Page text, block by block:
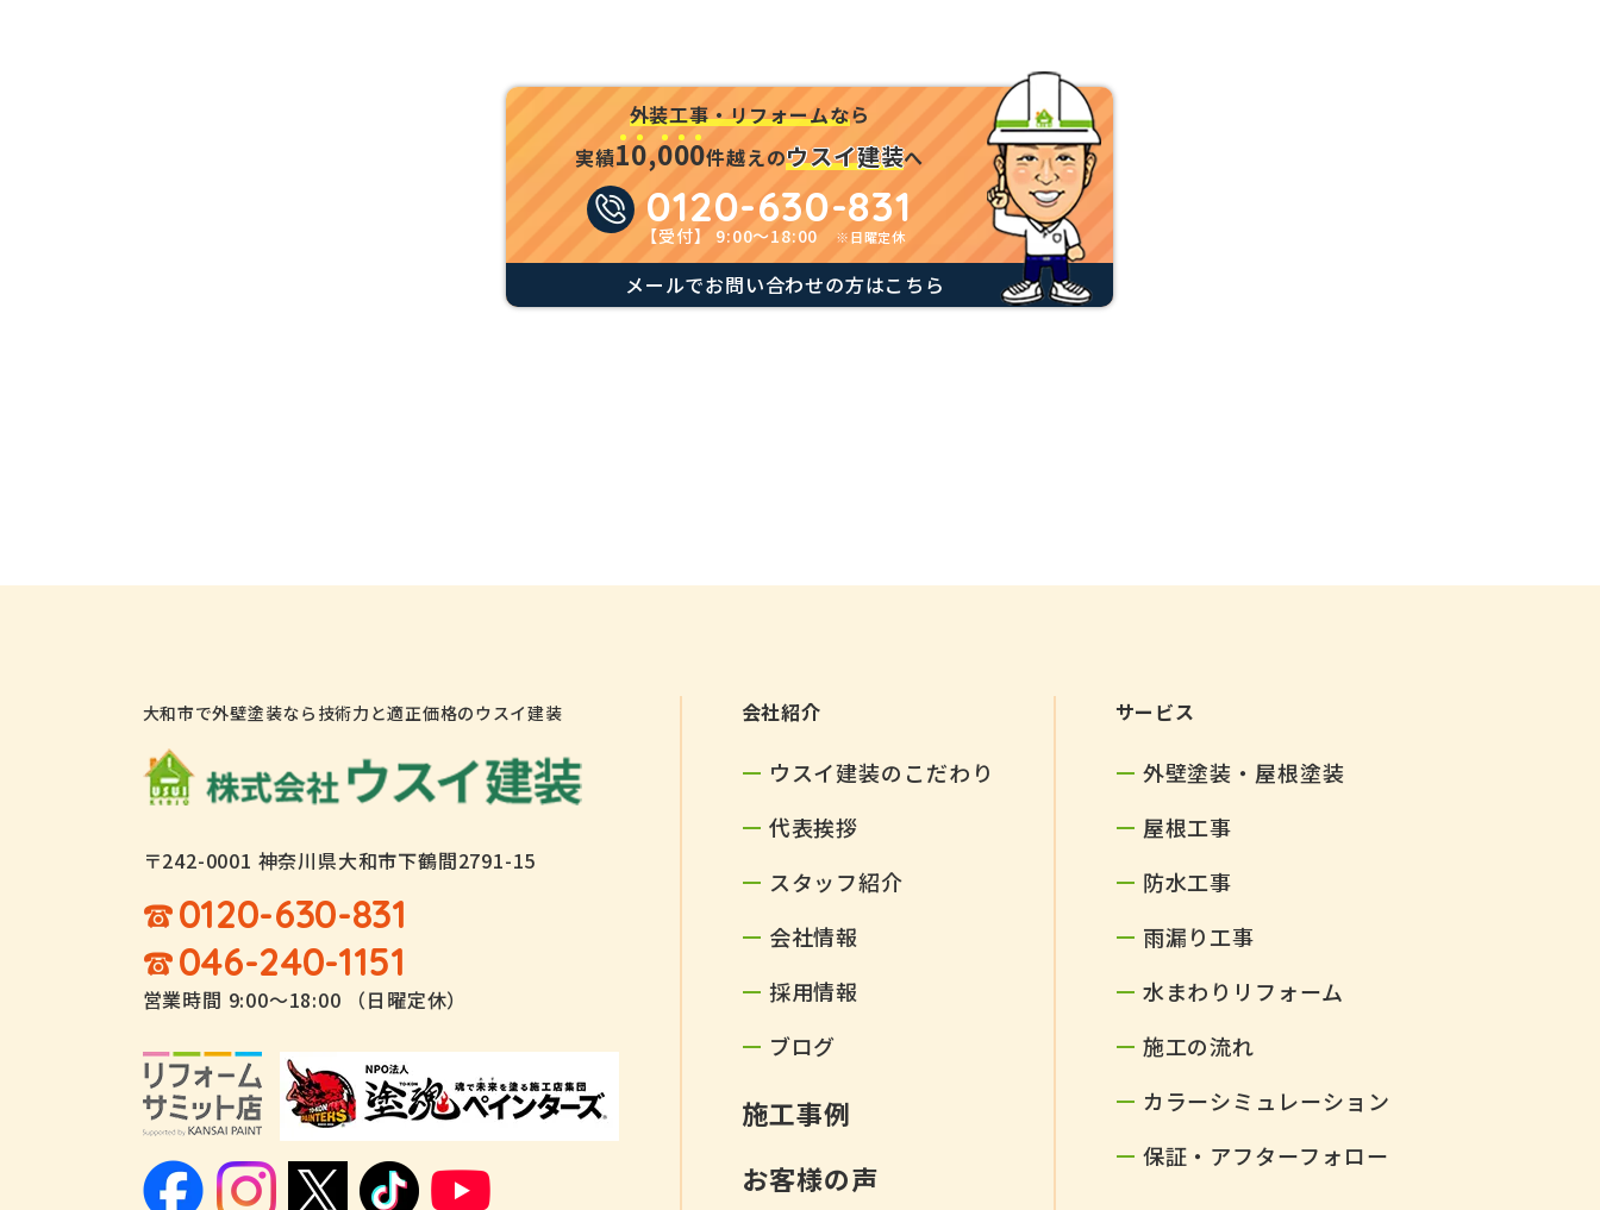
外装工事・リフォームなら
実績10,000件越えのウスイ建装へ
0120-630-831
【受付】 9:00～18:00 ※日曜定休
メールでお問い合わせの方はこちら
大和市で外壁塗装なら技術力と適正価格のウスイ建装
〒242-0001 神奈川県大和市下鶴間2791-15
0120-630-831
046-240-1151
営業時間 9:00～18:00 （日曜定休）
会社紹介
ウスイ建装のこだわり
代表挨拶
スタッフ紹介
会社情報
採用情報
ブログ
施工事例
お客様の声
サービス
外壁塗装・屋根塗装
屋根工事
防水工事
雨漏り工事
水まわりリフォーム
施工の流れ
カラーシミュレーション
保証・アフターフォロー